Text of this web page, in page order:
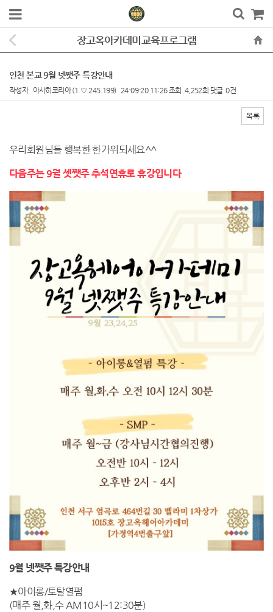
장고옥아카데미교육프로그램
인천 본교 9월 넷쨋주 특강안내
작성자 아사히코리아(1.♡.245.199) 24-09-20 11:26조회 4,252회 댓글 0건
목록
우리회원님들 행복한 한가위되세요^^
다음주는 9월 셋쨋주 추석연휴로 휴강입니다
9월 넷쨋주 특강안내
★아이롱/토탈열펌
(매주 월,화,수 AM10시~12:30분)